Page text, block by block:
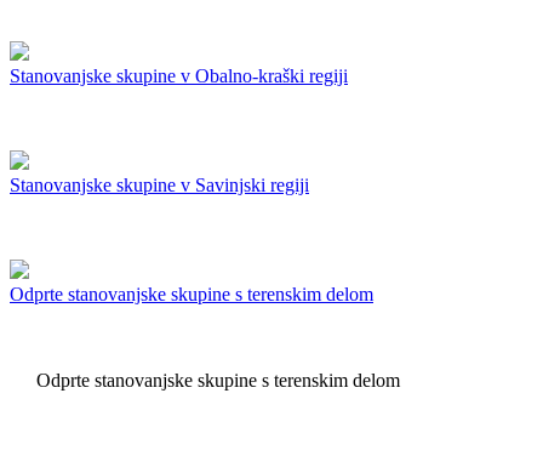
Stanovanjske skupine v Obalno-kraški regiji
Stanovanjske skupine v Savinjski regiji
Odprte stanovanjske skupine s terenskim delom
Odprte stanovanjske skupine s terenskim delom